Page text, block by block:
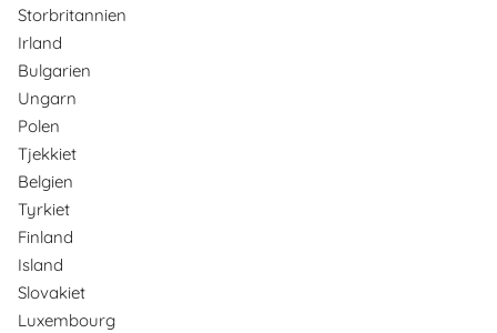
Storbritannien
Irland
Bulgarien
Ungarn
Polen
Tjekkiet
Belgien
Tyrkiet
Finland
Island
Slovakiet
Luxembourg